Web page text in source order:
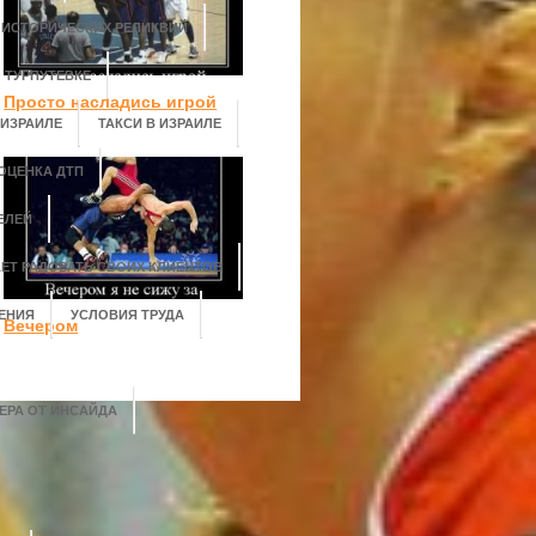
РЕЛИКВИЙ
ИЗРАИЛЕ ТАКСИ В ИЗРАИЛЕ
ДТП
РАДОВАТЬ СВОИХ КЛИЕНТОВ
УСЛОВИЯ ТРУДА
ОТ ИНСАЙДА
Просто насладись игрой
Вечером